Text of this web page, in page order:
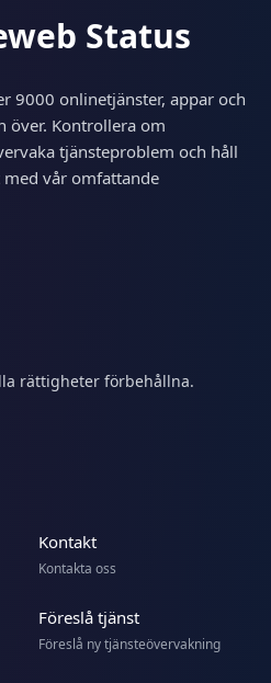
Status
9000 onlinetjänster, appar och
över. Kontrollera om
tjänsteproblem och håll
vår omfattande
rättigheter förbehållna.
Kontakt
Kontakta oss
Föreslå tjänst
Föreslå ny tjänsteövervakning